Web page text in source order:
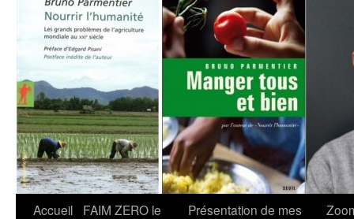
Accueil
FAIM ZERO le
Présentation de mes